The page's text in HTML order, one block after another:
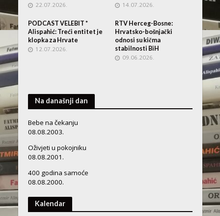
22.07.2026.
14.07.2026.
PODCAST VELEBIT *
Alispahić: Treći entitet je
klopka za Hrvate
12.07.2026.
RTV Herceg-Bosne:
Hrvatsko-bošnjački
odnosi su kičma
stabilnosti BiH
09.06.2026.
Na današnji dan
Bebe na čekanju
08.08.2003.
Oživjeti u pokojniku
08.08.2001.
400 godina samoće
08.08.2000.
Kalendar